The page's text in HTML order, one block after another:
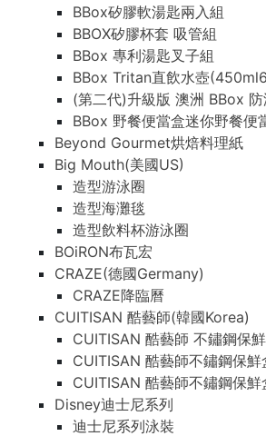
BBox矽膠軟湯匙兩入組
BBOX矽膠杯套 吸管組
BBox 專利湯匙叉子組
BBox Tritan直飲水壺
(第二代)升級版 澳洲 BBox
BBox 野餐便當盒迷你野餐便
Beyond Gourmet烘焙料理紙
Big Mouth(美國US)
造型游泳圈
造型海灘毯
造型飲料杯游泳圈
BOiRON布瓦宏
CRAZE(德國Germany)
CRAZE降臨曆
CUITISAN 酷藝師(韓國Korea)
CUITISAN 酷藝師 不鏽鋼保
CUITISAN 酷藝師不鏽鋼保
CUITISAN 酷藝師不鏽鋼保
Disney迪士尼系列
迪士尼系列泳裝